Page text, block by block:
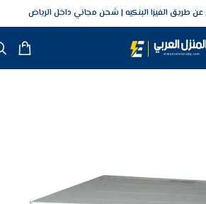
شحن مجاني داخل الرياض